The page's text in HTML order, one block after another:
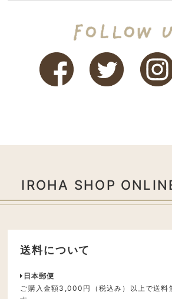
IROHA SHOP
送料について
日本郵便
ご購入金額3,000円（税込み）以上で送料